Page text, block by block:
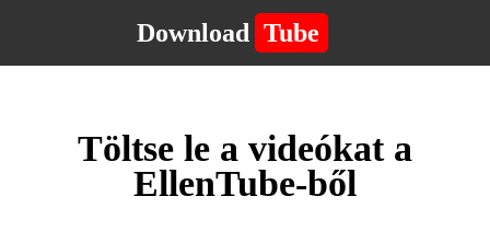
Download Tube
Töltse le a videókat a
EllenTube-ből